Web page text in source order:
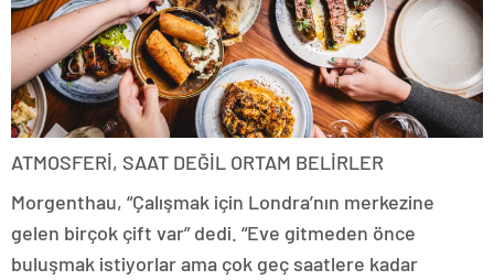
ATMOSFERİ, SAAT DEĞİL ORTAM BELİRLER
Morgenthau, “Çalışmak için Londra’nın merkezine
gelen birçok çift var” dedi. “Eve gitmeden önce
buluşmak istiyorlar ama çok geç saatlere kadar